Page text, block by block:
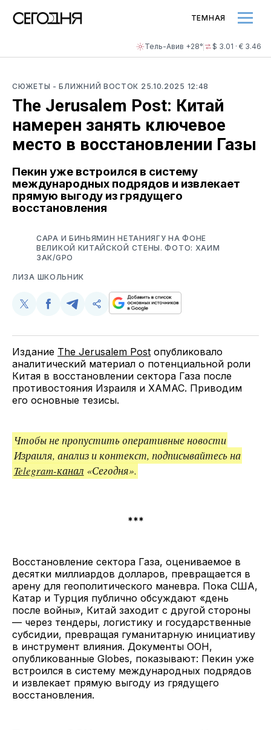
Тель-Авив +28° $ 3.01 · € 3.46
ТЕМНАЯ
СЮЖЕТЫ - БЛИЖНИЙ ВОСТОК 25.10.2025 12:48
The Jerusalem Post: Китай
намерен занять ключевое
место в восстановлении Газы
Пекин уже встроился в систему
международных подрядов и извлекает
прямую выгоду из грядущего
восстановления
САРА И БИНЬЯМИН НЕТАНИЯГУ НА ФОНЕ
ВЕЛИКОЙ КИТАЙСКОЙ СТЕНЫ. ФОТО: ХАИМ
ЗАК/GPO
ЛИЗА ШКОЛЬНИК
Поделиться
Twitter
Поделиться
Facebook
Поделиться
Telegram
Скопируйте
поделитесь
ссылкой
Издание The Jerusalem Post опубликовало
аналитический материал о потенциальной роли
Китая в восстановлении сектора Газа после
противостояния Израиля и ХАМАС. Приводим
его основные тезисы.
Чтобы не пропустить оперативные новости
Израиля, анализ и контекст, подписывайтесь на
Telegram-канал «Сегодня».
***
Восстановление сектора Газа, оцениваемое в
десятки миллиардов долларов, превращается в
арену для геополитического маневра. Пока США,
Катар и Турция публично обсуждают «день
после войны», Китай заходит с другой стороны
— через тендеры, логистику и государственные
субсидии, превращая гуманитарную инициативу
в инструмент влияния. Документы ООН,
опубликованные Globes, показывают: Пекин уже
встроился в систему международных подрядов
и извлекает прямую выгоду из грядущего
восстановления.